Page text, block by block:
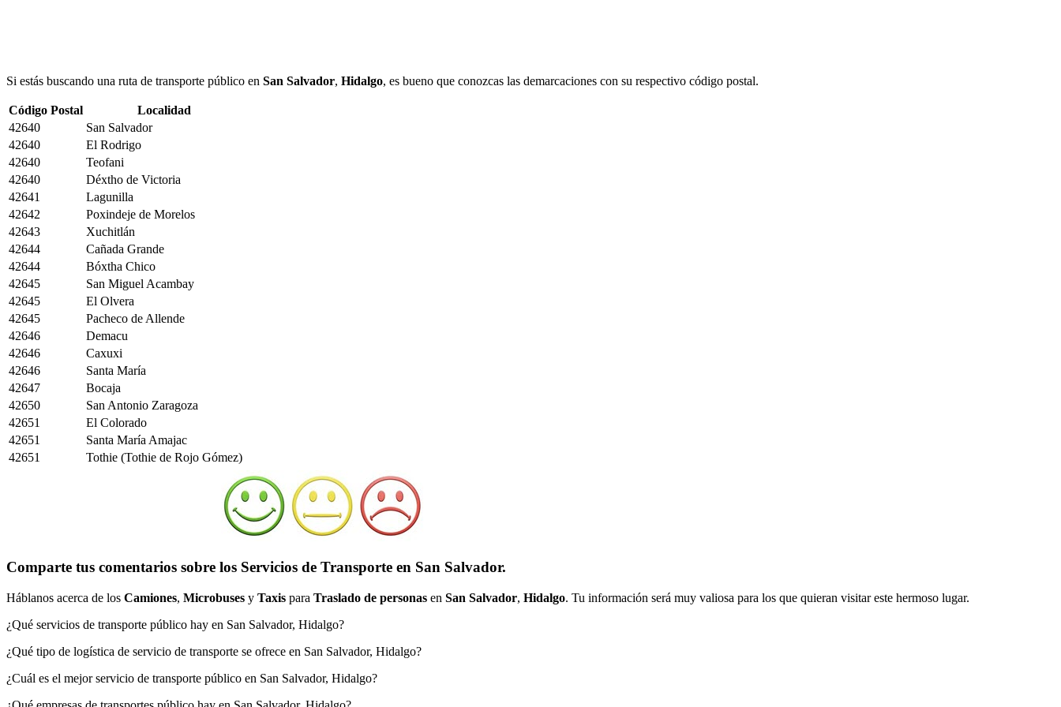
Si estás buscando una ruta de transporte público en San Salvador, Hidalgo, es bueno que conozcas las demarcaciones con su respectivo código postal.
Código Postal
Localidad
42640
San Salvador
42640
El Rodrigo
42640
Teofani
42640
Déxtho de Victoria
42641
Lagunilla
42642
Poxindeje de Morelos
42643
Xuchitlán
42644
Cañada Grande
42644
Bóxtha Chico
42645
San Miguel Acambay
42645
El Olvera
42645
Pacheco de Allende
42646
Demacu
42646
Caxuxi
42646
Santa María
42647
Bocaja
42650
San Antonio Zaragoza
42651
El Colorado
42651
Santa María Amajac
42651
Tothie (Tothie de Rojo Gómez)
Comparte tus comentarios sobre los Servicios de Transporte en San Salvador.
Háblanos acerca de los Camiones, Microbuses y Taxis para Traslado de personas en San Salvador, Hidalgo. Tu información será muy valiosa para los que quieran visitar este hermoso lugar.
¿Qué servicios de transporte público hay en San Salvador, Hidalgo?
¿Qué tipo de logística de servicio de transporte se ofrece en San Salvador, Hidalgo?
¿Cuál es el mejor servicio de transporte público en San Salvador, Hidalgo?